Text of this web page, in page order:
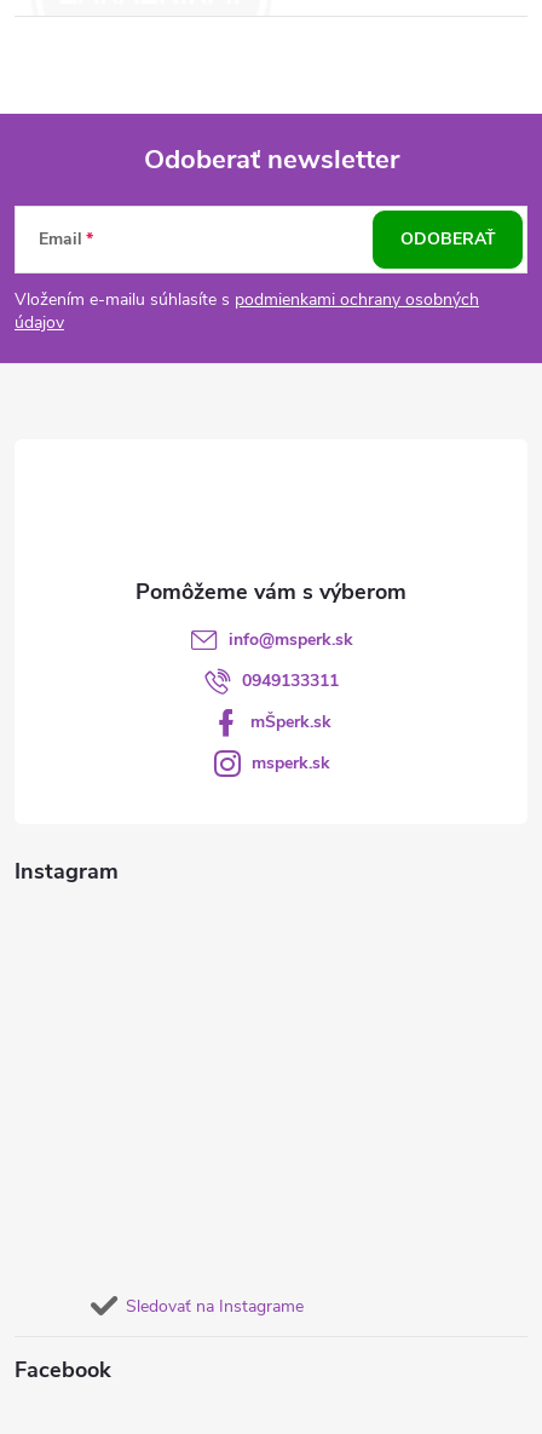
Z
á
p
Odoberať newsletter
Email
Vložením e-mailu súhlasíte s podmienkami ochrany osobných
údajov
ODOBERAŤ
Instagram
Sledovať na Instagrame
info@msperk.sk
0949133311
mŠperk.sk
msperk.sk
Facebook